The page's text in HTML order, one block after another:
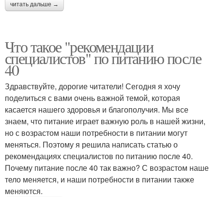
читать дальше →
Что такое "рекомендации
специалистов" по питанию после
40
Здравствуйте, дорогие читатели! Сегодня я хочу
поделиться с вами очень важной темой, которая
касается нашего здоровья и благополучия. Мы все
знаем, что питание играет важную роль в нашей жизни,
но с возрастом наши потребности в питании могут
меняться. Поэтому я решила написать статью о
рекомендациях специалистов по питанию после 40.
Почему питание после 40 так важно? С возрастом наше
тело меняется, и наши потребности в питании также
меняются.